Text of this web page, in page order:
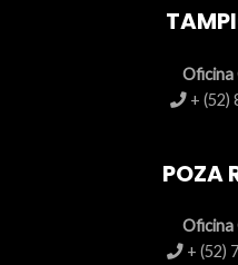
Oficina
+ (52)
POZA
Oficina
+ (52)